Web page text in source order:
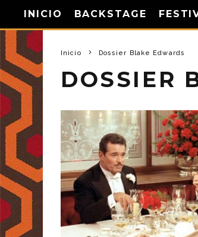
INICIO BACKSTAGE
Inicio Dossier Blake Edwards
DOSSIER